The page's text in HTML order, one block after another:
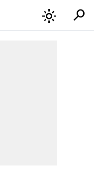
light_mode search